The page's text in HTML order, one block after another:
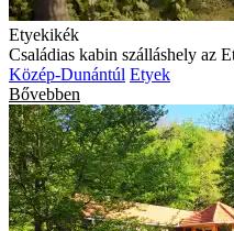
Etyekikék
Családias kabin szálláshely az
Közép-Dunántúl Etyek
Bővebben